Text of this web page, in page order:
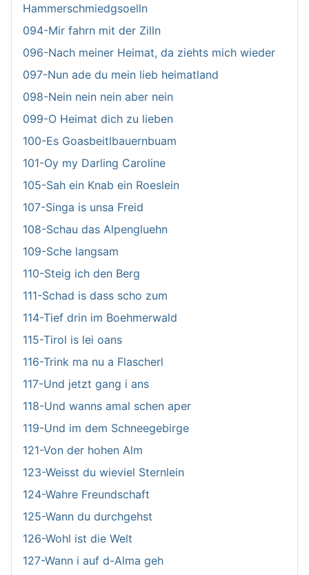
Hammerschmiedgsoelln
094-Mir fahrn mit der Zilln
096-Nach meiner Heimat, da ziehts mich wieder
097-Nun ade du mein lieb heimatland
098-Nein nein nein aber nein
099-O Heimat dich zu lieben
100-Es Goasbeitlbauernbuam
101-Oy my Darling Caroline
105-Sah ein Knab ein Roeslein
107-Singa is unsa Freid
108-Schau das Alpengluehn
109-Sche langsam
110-Steig ich den Berg
111-Schad is dass scho zum
114-Tief drin im Boehmerwald
115-Tirol is lei oans
116-Trink ma nu a Flascherl
117-Und jetzt gang i ans
118-Und wanns amal schen aper
119-Und im dem Schneegebirge
121-Von der hohen Alm
123-Weisst du wieviel Sternlein
124-Wahre Freundschaft
125-Wann du durchgehst
126-Wohl ist die Welt
127-Wann i auf d-Alma geh